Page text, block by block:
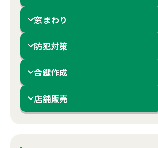
窓まわり
防犯対策
合鍵作成
店舗販売